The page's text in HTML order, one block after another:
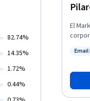
El
Digital
82.74%
14.35%
1.72%
0.44%